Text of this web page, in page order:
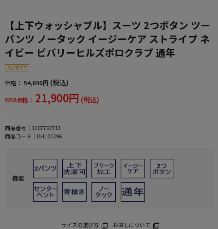
【上下ウォッシャブル】スーツ 2つボタン ツー
パンツ ノータック イージーケア ストライプ ネ
イビー ビバリーヒルズポロクラブ 通年
OUTLET
価格： 54,890円 (税込)
WEB価格： 21,900円 (税込)
商品番号： 1207762713
商品コード： BH101396
機能
サイズの選び方 お直しについて